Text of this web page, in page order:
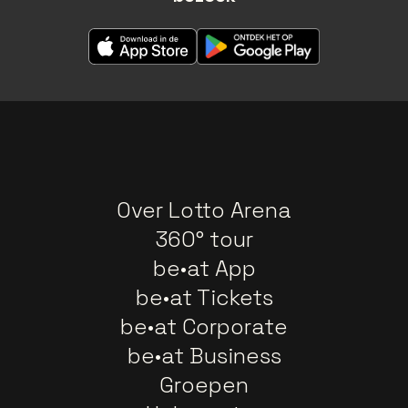
Over Lotto Arena
360° tour
be•at App
be•at Tickets
be•at Corporate
be•at Business
Groepen